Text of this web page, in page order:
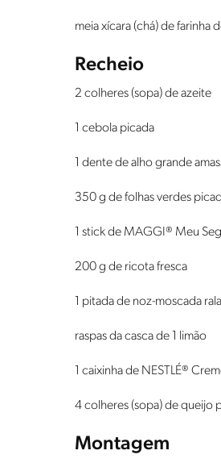
meia xícara (chá) de farinha
Recheio
2 colheres (sopa) de azeite
1 cebola picada
1 dente de alho grande
350 g de folhas verdes
1 stick de MAGGI® Meu
200 g de ricota fresca
1 pitada de noz-moscada
raspas da casca de 1 limão
1 caixinha de NESTLÉ®
4 colheres (sopa) de queijo
Montagem